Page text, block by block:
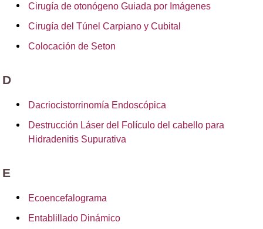
Cirugía de otonógeno Guiada por Imágenes
Cirugía del Túnel Carpiano y Cubital
Colocación de Seton
D
Dacriocistorrinomía Endoscópica
Destrucción Láser del Folículo del cabello para
Hidradenitis Supurativa
E
Ecoencefalograma
Entablillado Dinámico